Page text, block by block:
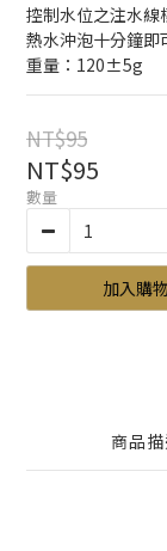
控制水位之注水線
熱水沖泡十分鐘即
重量：120±5g
NT$95
NT$95
數量
加入購
商品